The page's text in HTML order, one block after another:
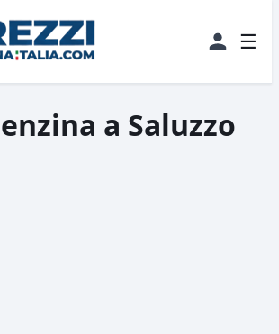
☰
a Saluzzo